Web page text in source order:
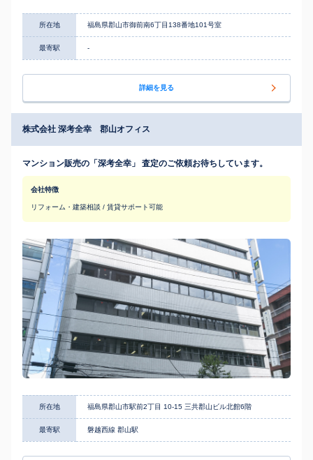
所在地 福島県郡山市御前南6丁目138番地101号室
最寄駅 -
詳細を見る
株式会社 深考全幸 郡山オフィス
マンション販売の「深考全幸」 査定のご依頼お待ちしています。
会社特徴
リフォーム・建築相談 / 賃貸サポート可能
所在地 福島県郡山市駅前2丁目 10-15 三共郡山ビル北館6階
最寄駅 磐越西線 郡山駅